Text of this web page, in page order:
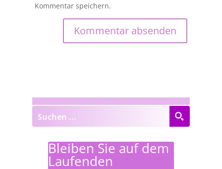
Kommentar speichern.
Bleiben Sie auf dem
Laufenden